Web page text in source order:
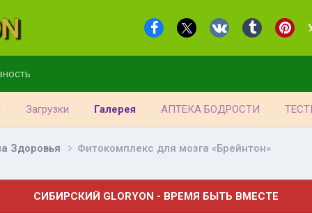
Загрузки Галерея АПТЕКА БОДРОСТИ
Здоровья Фитокомплекс для мозга «Брейнтон»
СИБИРСКИЙ GLORYON - ВРЕМЯ БЫТЬ ВМЕСТЕ